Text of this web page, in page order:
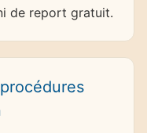
de report gratuit.